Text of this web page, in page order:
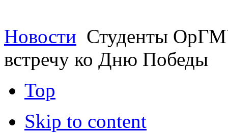
Новости Студенты
встречу ко Дню Победы
Top
Skip to content